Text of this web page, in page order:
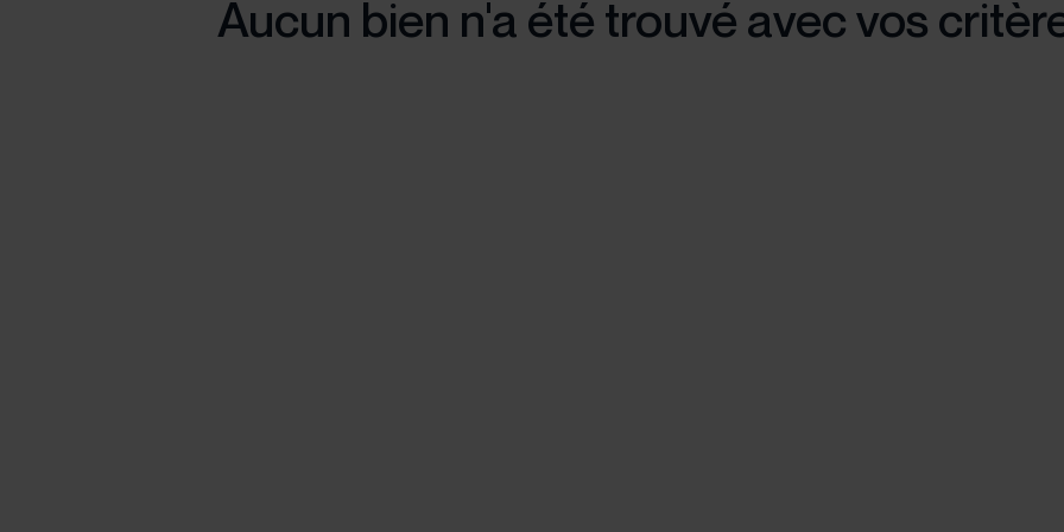
Aucun bien n'a été trouvé avec vos